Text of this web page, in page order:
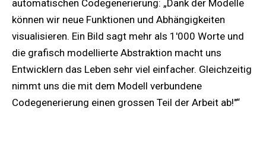
automatischen Codegenerierung: „Dank der Modelle
können wir neue Funktionen und Abhängigkeiten
visualisieren. Ein Bild sagt mehr als 1'000 Worte und
die grafisch modellierte Abstraktion macht uns
Entwicklern das Leben sehr viel einfacher. Gleichzeitig
nimmt uns die mit dem Modell verbundene
Codegenerierung einen grossen Teil der Arbeit ab!"“